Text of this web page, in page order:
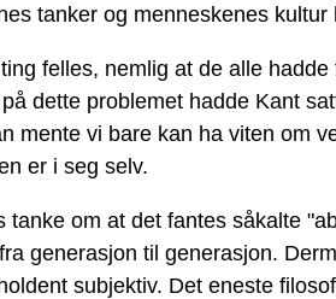
tanker og menneskenes kultur
felles, nemlig at de alle
dette problemet hadde Kant
mente vi bare kan ha viten om
er i seg selv.
om at det fantes såkalte
generasjon til generasjon.
subjektiv. Det eneste